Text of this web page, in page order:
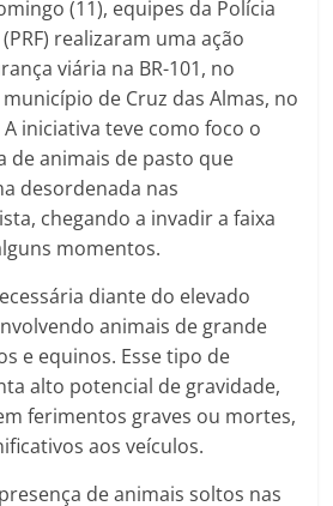
(11), equipes da Polícia
realizaram uma ação
viária na BR-101, no
de Cruz das Almas, no
iniciativa teve como foco o
de animais de pasto que
desordenada nas
chegando a invadir a faixa
momentos.
diante do elevado
animais de grande
e equinos. Esse tipo de
alto potencial de gravidade,
ferimentos graves ou mortes,
aos veículos.
de animais soltos nas